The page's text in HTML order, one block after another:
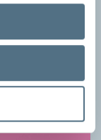
svenska
Men vilka